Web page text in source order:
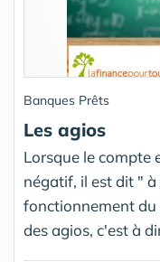
Banques Prêts
Les agios
Lorsque le compte
négatif, il est dit "
fonctionnement du
des agios, c'est à